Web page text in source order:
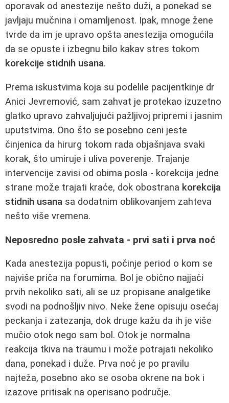
oporavak od anestezije nešto duži, a ponekad se
javljaju mučnina i omamljenost. Ipak, mnoge žene
tvrde da im je upravo opšta anestezija omogućila
da se opuste i izbegnu bilo kakav stres tokom
korekcije stidnih usana.
Prema iskustvima koja su podelile pacijentkinje dr
Anici Jevremović, sam zahvat je protekao izuzetno
glatko upravo zahvaljujući pažljivoj pripremi i jasnim
uputstvima. Ono što se posebno ceni jeste
činjenica da hirurg tokom rada objašnjava svaki
korak, što umiruje i uliva poverenje. Trajanje
intervencije zavisi od obima posla - korekcija jedne
strane može trajati kraće, dok obostrana korekcija
stidnih usana sa dodatnim oblikovanjem zahteva
nešto više vremena.
Neposredno posle zahvata - prvi sati i prva noć
Kada anestezija popusti, počinje period o kom se
najviše priča na forumima. Bol je obično najjači
prvih nekoliko sati, ali se uz propisane analgetike
svodi na podnošljiv nivo. Neke žene opisuju osećaj
peckanja i zatezanja, dok druge kažu da ih je više
mučio otok nego sam bol. Otok je normalna
reakcija tkiva na traumu i može potrajati nekoliko
dana, ponekad i duže. Prva noć je po pravilu
najteža, posebno ako se osoba okrene na bok i
izazove pritisak na operisano područje.